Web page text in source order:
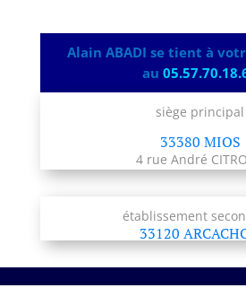
Alain ABADI se tient à
au
siège principal
33380 MIOS
4 rue André
établissement
33120